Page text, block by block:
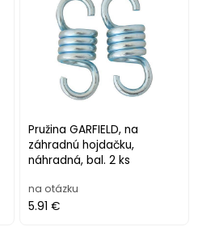
Pružina GARFIELD, na
záhradnú hojdačku,
náhradná, bal. 2 ks
na otázku
5.91 €